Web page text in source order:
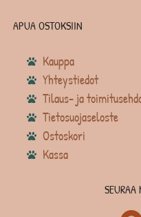
APUA OSTOKSIIN
Kauppa
Yhteystiedot
Tilaus- ja
Tietosuojaseloste
Ostoskori
Kassa
SEURAA